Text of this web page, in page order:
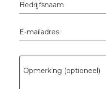
Bedrijfsnaam
E-mailadres
Opmerking (optioneel)
installeren